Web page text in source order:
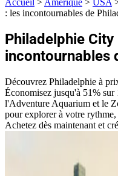
Accueil > Amérique > USA
: les incontournables de
Philadelphie City
incontournables
Découvrez Philadelphie à
Économisez jusqu'à 51% sur
l'Adventure Aquarium et le
pour explorer à votre
Achetez dès maintenant et